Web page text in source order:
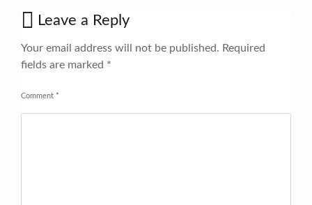
Leave a Reply
Your email address will not be published. Required
fields are marked *
Comment *